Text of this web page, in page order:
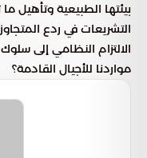
بيئتها الطبيعية وتأهيل
التشريعات في ردع
الالتزام النظامي إلى
مواردنا للأجيال القادمة؟